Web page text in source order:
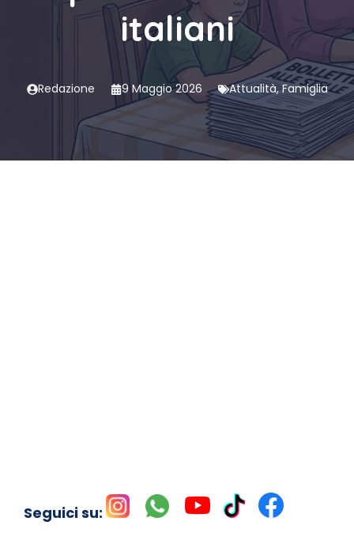
italiani
Redazione 9 Maggio 2026 Attualità,Famiglia
Seguici su: